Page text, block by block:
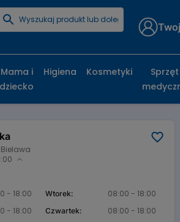
ul. Piastowska 60,
- 18:00 Wtorek: 08:00 - 18:00
- 18:00 Czwartek: 08:00 - 18:00
Mama i
dziecko
Higiena Kosmetyki
Sprzęt